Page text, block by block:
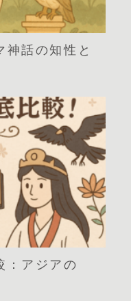
神話の知性と
：アジアの